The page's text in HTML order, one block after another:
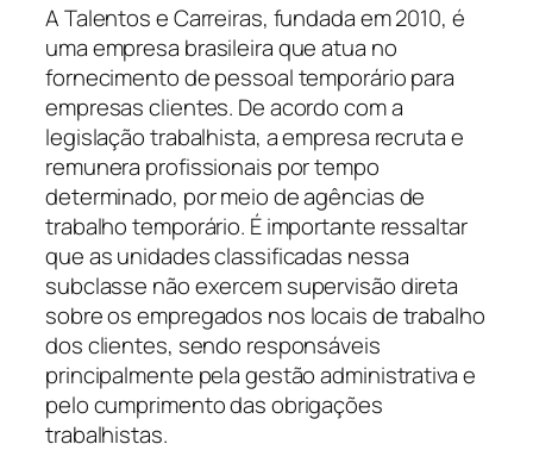
A Talentos e Carreiras, fundada em 2010, é
uma empresa brasileira que atua no
fornecimento de pessoal temporário para
empresas clientes. De acordo com a
legislação trabalhista, a empresa recruta e
remunera profissionais por tempo
determinado, por meio de agências de
trabalho temporário. É importante ressaltar
que as unidades classificadas nessa
subclasse não exercem supervisão direta
sobre os empregados nos locais de trabalho
dos clientes, sendo responsáveis
principalmente pela gestão administrativa e
pelo cumprimento das obrigações
trabalhistas.